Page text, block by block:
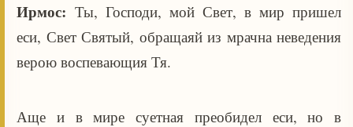
Ирмос: Ты, Господи, мой Свет, в мир пришел
еси, Свет Святый, обращаяй из мрачна неведения
верою воспевающия Тя.
Аще и в мире суетная преобидел еси, но в